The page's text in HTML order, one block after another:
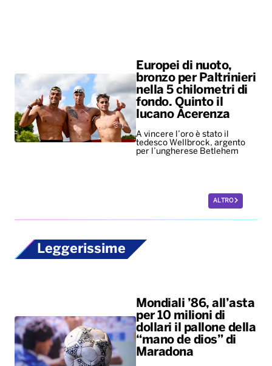
Europei di nuoto,
bronzo per Paltrinieri
nella 5 chilometri di
fondo. Quinto il
lucano Acerenza
A vincere l’oro è stato il
tedesco Wellbrock, argento
per l’ungherese Betlehem
ALTRO
Leggerissime
Mondiali ’86, all’asta
per 10 milioni di
dollari il pallone della
“mano de dios” di
Maradona